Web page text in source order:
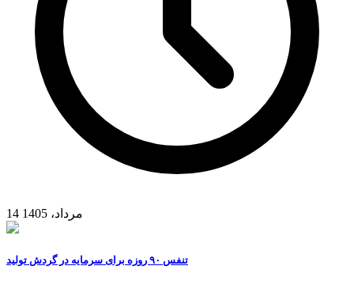
14 مرداد، 1405
تنفس ۹۰ روزه برای سرمایه در گردش تولید